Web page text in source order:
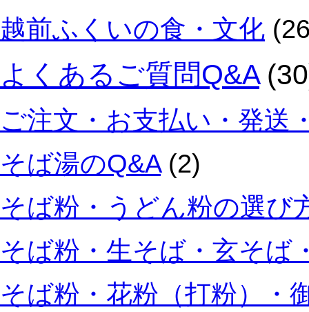
越前ふくいの食・文化
よくあるご質問Q&A
ご注文・お支払い・発送
そば湯のQ&A(2)
そば粉・うどん粉の選び
そば粉・生そば・玄そば
そば粉・花粉（打粉）・